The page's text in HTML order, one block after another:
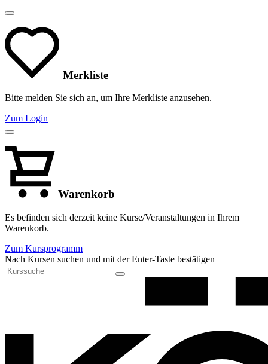
Merkliste
Bitte melden Sie sich an, um Ihre Merkliste anzusehen.
Zum Login
Warenkorb
Es befinden sich derzeit keine Kurse/Veranstaltungen in Ihrem
Warenkorb.
Zum Kursprogramm
Nach Kursen suchen und mit der Enter-Taste bestätigen